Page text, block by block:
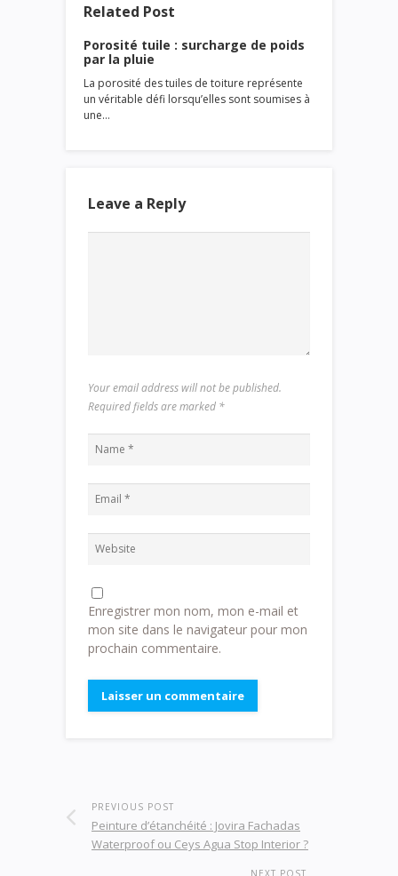
Related Post
Porosité tuile : surcharge de poids
par la pluie
La porosité des tuiles de toiture représente
un véritable défi lorsqu’elles sont soumises à
une…
Leave a Reply
Your email address will not be published.
Required fields are marked *
Enregistrer mon nom, mon e-mail et
mon site dans le navigateur pour mon
prochain commentaire.
PREVIOUS POST
Peinture d’étanchéité : Jovira Fachadas
Waterproof ou Ceys Agua Stop Interior ?
NEXT POST